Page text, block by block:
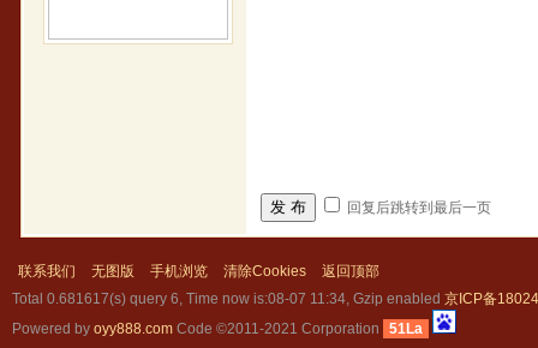
发 布 回复后跳转到最后一页
联系我们 无图版 手机浏览 清除Cookies
返回顶部
Total 0.681617(s) query 6, Time now is:08-07 11:34, Gzip enabled 京ICP备
Powered by oyy888.com Code ©2011-2021 Corporation 51La